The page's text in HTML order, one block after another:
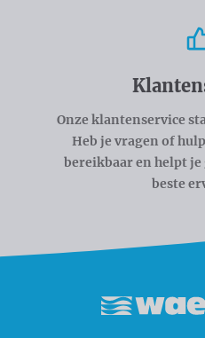
Onze klantenservice
Heb je vragen of
bereikbaar en helpt je
beste